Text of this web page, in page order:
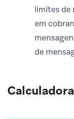
limites de
em
de